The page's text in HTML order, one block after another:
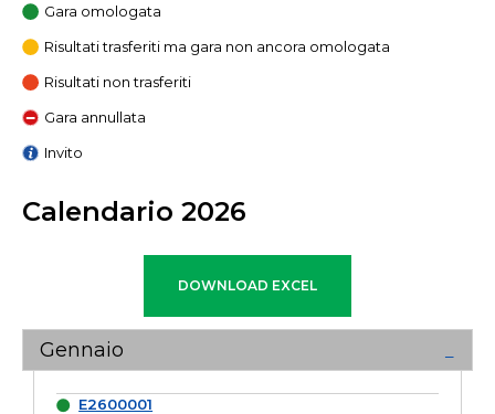
Gara omologata
Risultati trasferiti ma gara non ancora omologata
Risultati non trasferiti
Gara annullata
Invito
Calendario 2026
Gennaio
E2600001